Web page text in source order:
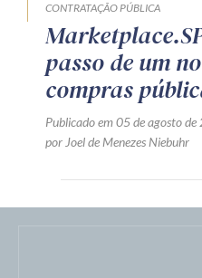
CONTRATAÇÃO PÚBLICA
passo de um
compras
Publicado em 05 de agosto
por Joel de Menezes Niebuhr